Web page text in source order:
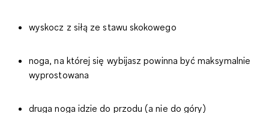
wyskocz z siłą ze stawu skokowego
noga, na której się wybijasz powinna być maksymalnie
wyprostowana
druga noga idzie do przodu (a nie do góry)